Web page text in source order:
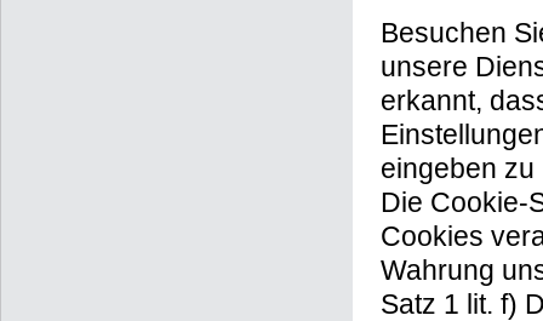
Besuchen
unsere
erkannt,
eingeben
Die Cookie-
Cookies
Wahrung
Satz 1 lit. f)